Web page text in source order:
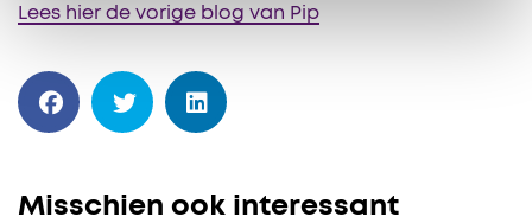
Lees hier de vorige blog van Pip
Misschien ook interessant